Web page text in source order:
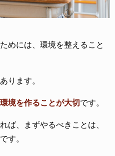
めには、環境を整えること
ります。
境を作ることが大切です。
ば、まずやるべきことは、
す。